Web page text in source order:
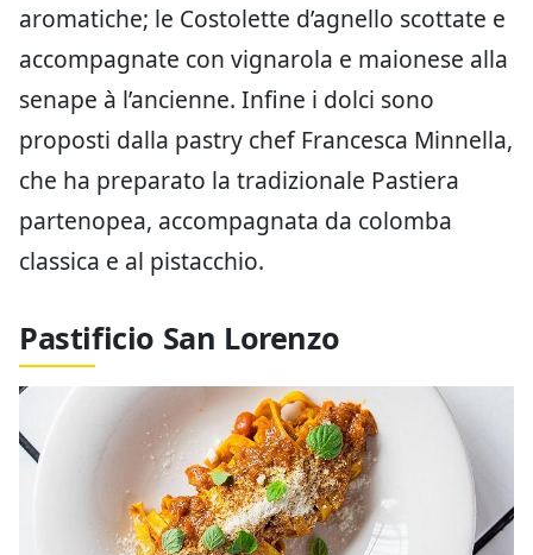
aromatiche; le Costolette d’agnello scottate e
accompagnate con vignarola e maionese alla
senape à l’ancienne. Infine i dolci sono
proposti dalla pastry chef Francesca Minnella,
che ha preparato la tradizionale Pastiera
partenopea, accompagnata da colomba
classica e al pistacchio.
Pastificio San Lorenzo